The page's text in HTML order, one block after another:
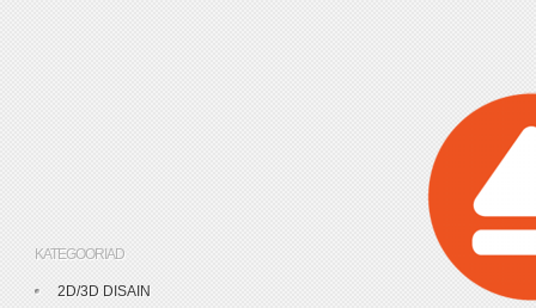
KATEGOORIAD
2D/3D DISAIN